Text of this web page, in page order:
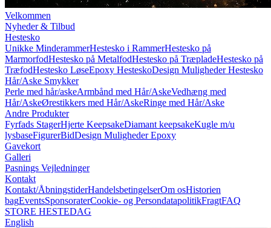
Velkommen
Nyheder & Tilbud
Hestesko
Unikke MinderammerHestesko i RammerHestesko på
MarmorfodHestesko på MetalfodHestesko på TræpladeHestesko på
TræfodHestesko LøseEpoxy HesteskoDesign Muligheder Hestesko
Hår/Aske Smykker
Perle med hår/askeArmbånd med Hår/AskeVedhæng med
Hår/AskeØrestikkers med Hår/AskeRinge med Hår/Aske
Andre Produkter
Fyrfads StagerHjerte KeepsakeDiamant keepsakeKugle m/u
lysbaseFigurerBidDesign Muligheder Epoxy
Gavekort
Galleri
Pasnings Vejledninger
Kontakt
Kontakt/ÅbningstiderHandelsbetingelserOm osHistorien
bagEventsSponsoraterCookie- og PersondatapolitikFragtFAQ
STORE HESTEDAG
English